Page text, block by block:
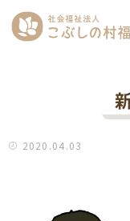
2020.04.03